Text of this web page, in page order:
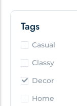
Tags
Casual
Classy
Decor
Home